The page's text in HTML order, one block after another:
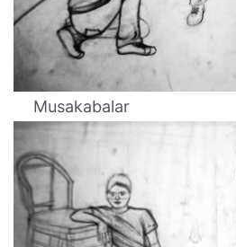
Musakabalar